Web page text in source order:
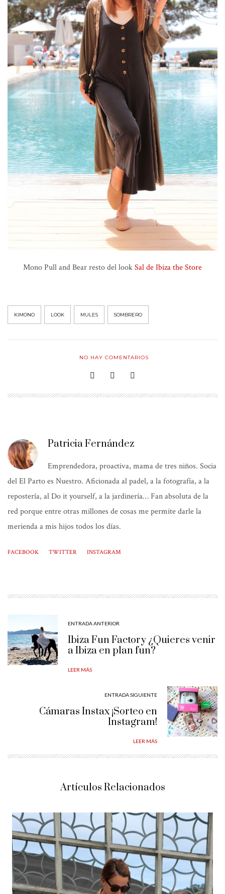
Mono Pull and Bear resto del lookSal de Ibiza the Store
KIMONO LOOK MULES SOMBRERO
NO HAY COMENTARIOS
Patricia Fernández
Emprendedora, proactiva, mama de tres niños. Socia
del El Parto es Nuestro. Aficionada al padel, a la fotografía, a la
repostería, al Do it yourself, a la jardinería… Fan absoluta de la
red porque entre otras millones de cosas me permite darle la
merienda a mis hijos todos los días.
FACEBOOK TWITTER INSTAGRAM
ENTRADA ANTERIOR
Ibiza Fun Factory ¿Quieres venir
a Ibiza en plan fun?
LEER MÁS
ENTRADA SIGUIENTE
Cámaras Instax ¡Sorteo en
Instagram!
LEER MÁS
Artículos Relacionados